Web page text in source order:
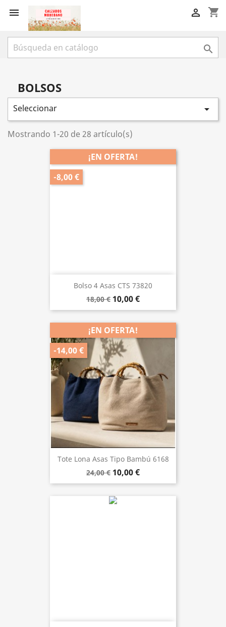
 shopping_cart


BOLSOS
Seleccionar 
Mostrando 1-20 de 28 artículo(s)
Bolso 4 Asas CTS 73820
18,00 € 10,00 €
¡EN OFERTA!
-8,00 €
Tote Lona Asas Tipo Bambú 6168
24,00 € 10,00 €
¡EN OFERTA!
-14,00 €